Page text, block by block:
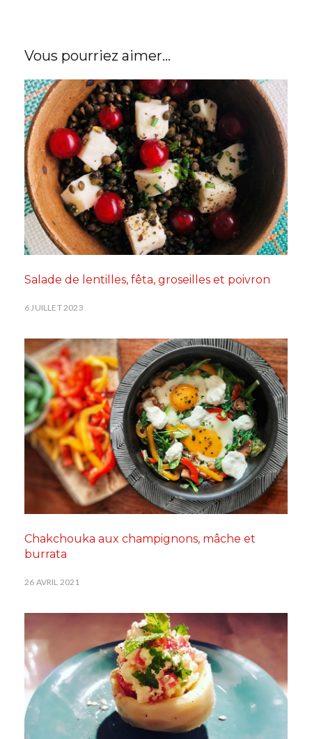
Vous pourriez aimer...
Salade de lentilles, fêta, groseilles et poivron
6 JUILLET 2023
Chakchouka aux champignons, mâche et
burrata
26 AVRIL 2021